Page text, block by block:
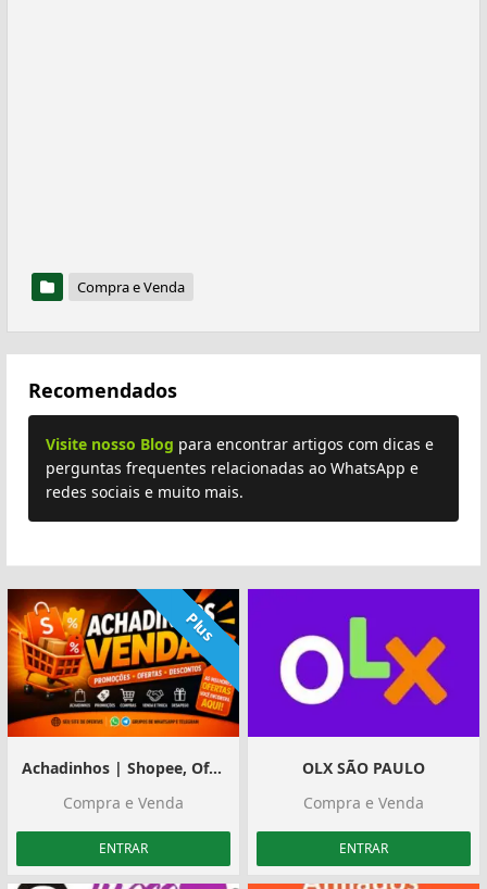
Compra e Venda
Recomendados
Visite nosso Blog para encontrar artigos com dicas e
perguntas frequentes relacionadas ao WhatsApp e
redes sociais e muito mais.
Plus
Achadinhos | Shopee, Ofertas e Divulgação
Compra e Venda
ENTRAR
OLX SÃO PAULO
Compra e Venda
ENTRAR